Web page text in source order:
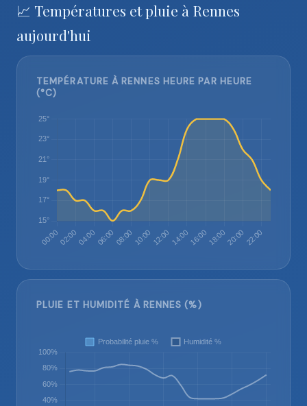
📈 Températures et pluie à Rennes
aujourd'hui
TEMPÉRATURE À RENNES HEURE PAR HEURE
(°C)
PLUIE ET HUMIDITÉ À RENNES (%)